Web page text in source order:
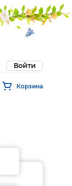
Войти
Корзина